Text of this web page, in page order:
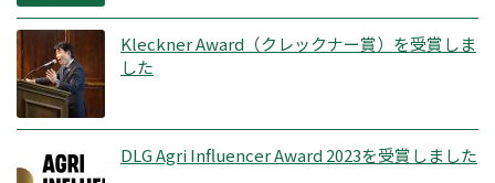
Kleckner Award（クレックナー賞）を受賞しま
した
DLG Agri Influencer Award 2023を受賞しました